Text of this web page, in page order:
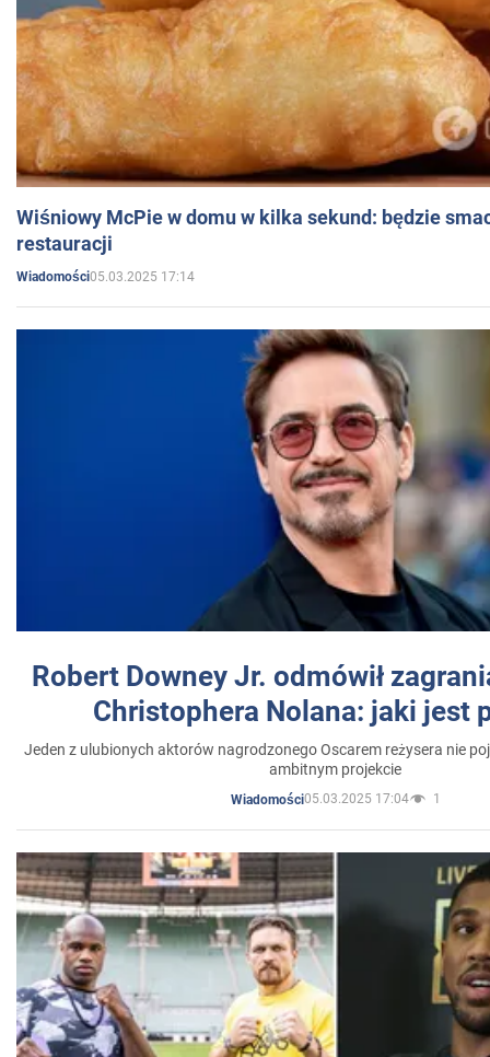
Wiśniowy McPie w domu w kilka sekund: będzie
restauracji
Wiadomości05.03.2025 17:14
Robert Downey Jr. odmówił
Christophera Nolana: jaki jest
Jeden z ulubionych aktorów nagrodzonego Oscarem reżysera nie
ambitnym projekcie
Wiadomości05.03.2025 17:04 1